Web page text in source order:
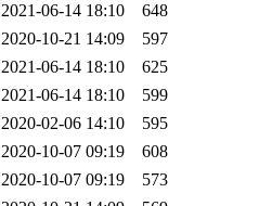
2021-06-14 18:10
648
2020-10-21 14:09
597
2021-06-14 18:10
625
2021-06-14 18:10
599
2020-02-06 14:10
595
2020-10-07 09:19
608
2020-10-07 09:19
573